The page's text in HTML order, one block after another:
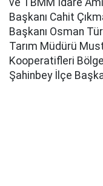
ve TBMM İdare
Başkanı Cahit
Başkanı Osman
Tarım Müdürü
Kooperatifleri
Şahinbey İlçe